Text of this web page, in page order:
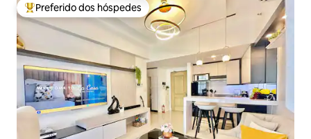
Entre os melhores preferidos dos hóspedes
Preferido dos hóspedes